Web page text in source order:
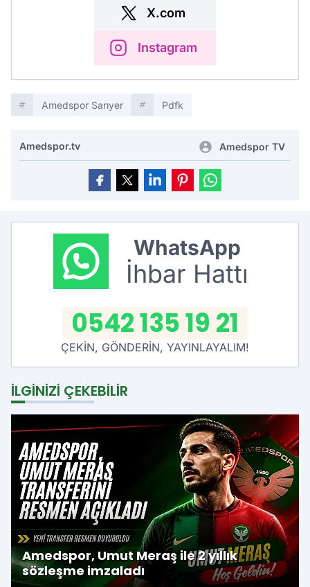
X.com
Instagram
Amedspor Sarıyer Pdfk
Amedspor.tv Amedspor TV
WhatsApp
İhbar Hattı
0542 135 19 21
ÇEKİN, GÖNDERİN, YAYINLAYALIM!
İLGINIZI ÇEKEBILIR
Amedspor, Umut Meraş ile 2 yıllık
sözleşme imzaladı